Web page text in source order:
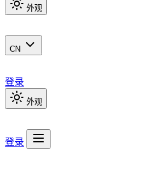
外观
CN
登录
外观
登录